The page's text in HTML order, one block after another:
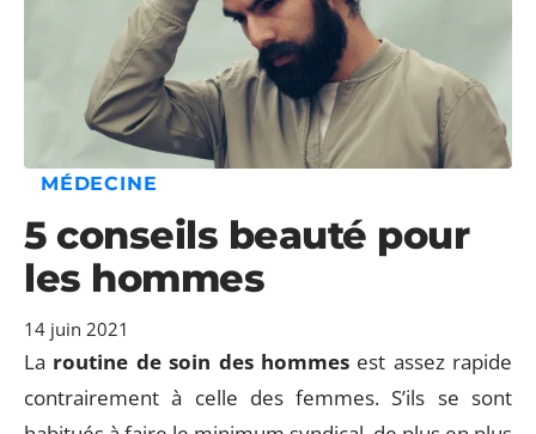
MÉDECINE
5 conseils beauté pour
les hommes
14 juin 2021
La routine de soin des hommesest assez rapide
contrairement à celle des femmes. S’ils se sont